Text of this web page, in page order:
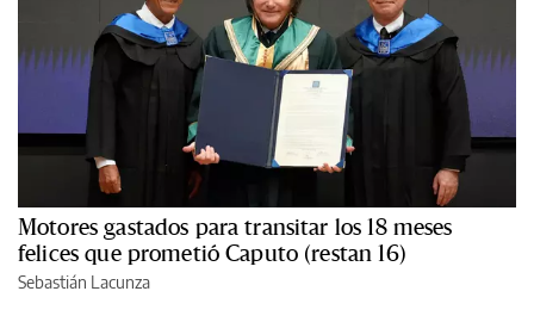
Motores gastados para transitar los 18 meses
felices que prometió Caputo (restan 16)
Sebastián Lacunza